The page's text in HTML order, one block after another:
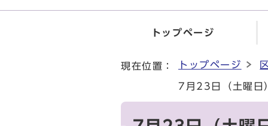
トップページ
現在位置： トップページ
7月23日（土曜日